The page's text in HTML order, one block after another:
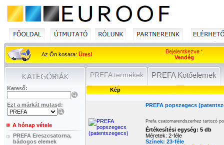
Az Ön kosara: Üres!
Bejelentkezve :
Vendég
Kereső:
Ezt a márkát mutasd:
A hónap vétele
PREFA Ereszcsatorna,
bádogos elemek
PREFA termékek PREFA Kötőelemek
Kép
PREFA popszegecs
Prefa csatornarendszerhez tartozó
Értékesítési egység: 5 db
Méretek: 2-féle
Színek: 23-féle